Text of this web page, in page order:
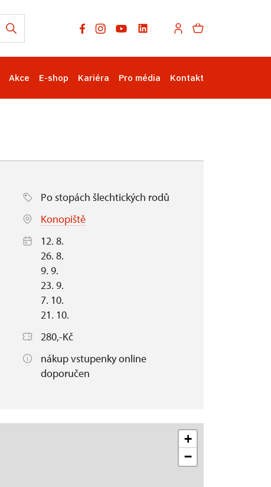
Akce E-shop Kariéra Pro média Kontakt
Po stopách šlechtických rodů
Konopiště
12. 8.
26. 8.
9. 9.
23. 9.
7. 10.
21. 10.
280,-Kč
nákup vstupenky online
doporučen
+
−